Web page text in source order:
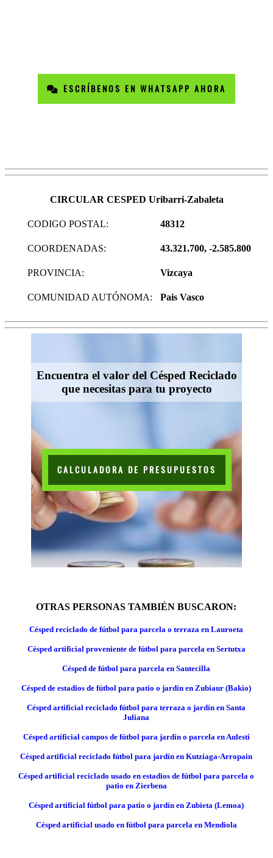
ESCRÍBENOS EN WHATSAPP AHORA
CIRCULAR CESPED Uribarri-Zabaleta
CODIGO POSTAL: 48312
COORDENADAS: 43.321.700, -2.585.800
PROVINCIA: Vizcaya
COMUNIDAD AUTÓNOMA: Pais Vasco
Encuentra el valor del Césped Reciclado
que necesitas para tu proyecto
CALCULADORA DE PRESUPUESTOS
OTRAS PERSONAS TAMBIÉN BUSCARON:
Césped reciclado de fútbol para parcela o terraza en Lauroeta
Césped artificial proveniente de fútbol para parcela en Sertutxa
Césped de fútbol para parcela en Santecilla
Césped de estadios de fútbol para patio o jardín en Zubiaur (Bakio)
Césped artificial reciclado fútbol para terraza o jardín en Santa
Juliana
Césped artificial campos de fútbol para jardín o parcela en Aulesti
Césped artificial reciclado fútbol para jardín en Kutziaga-Arropain
Césped artificial reciclado usado en estadios de fútbol para parcela o
patio en Zierbena
Césped artificial fútbol para patio o jardín en Zubieta (Lemoa)
Césped artificial usado en fútbol para parcela en Mendiola